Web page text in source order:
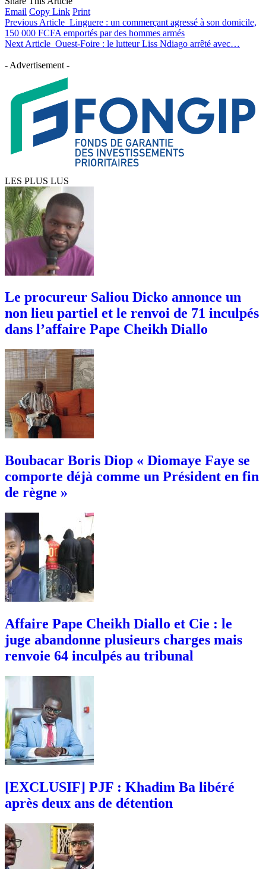
Email Copy Link Print
Previous Article Linguere : un commerçant agressé à son domicile,
150 000 FCFA emportés par des hommes armés
Next Article Ouest-Foire : le lutteur Liss Ndiago arrêté avec…
- Advertisement -
LES PLUS LUS
Le procureur Saliou Dicko annonce un
non lieu partiel et le renvoi de 71 inculpés
dans l’affaire Pape Cheikh Diallo
Boubacar Boris Diop « Diomaye Faye se
comporte déjà comme un Président en fin
de règne »
Affaire Pape Cheikh Diallo et Cie : le
juge abandonne plusieurs charges mais
renvoie 64 inculpés au tribunal
[EXCLUSIF] PJF : Khadim Ba libéré
après deux ans de détention